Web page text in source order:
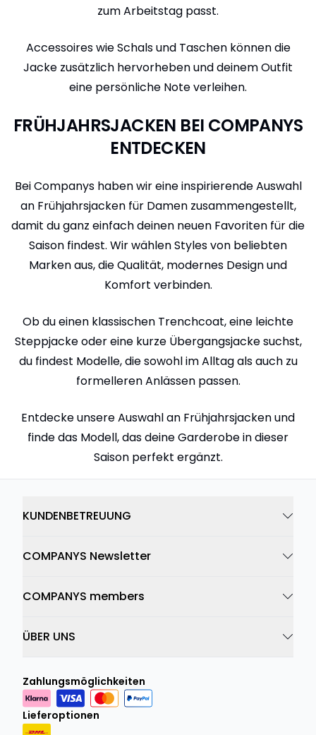
zum Arbeitstag passt.
Accessoires wie Schals und Taschen können die
Jacke zusätzlich hervorheben und deinem Outfit
eine persönliche Note verleihen.
FRÜHJAHRSJACKEN BEI COMPANYS
ENTDECKEN
Bei Companys haben wir eine inspirierende Auswahl
an Frühjahrsjacken für Damen zusammengestellt,
damit du ganz einfach deinen neuen Favoriten für die
Saison findest. Wir wählen Styles von beliebten
Marken aus, die Qualität, modernes Design und
Komfort verbinden.
Ob du einen klassischen Trenchcoat, eine leichte
Steppjacke oder eine kurze Übergangsjacke suchst,
du findest Modelle, die sowohl im Alltag als auch zu
formelleren Anlässen passen.
Entdecke unsere Auswahl an Frühjahrsjacken und
finde das Modell, das deine Garderobe in dieser
Saison perfekt ergänzt.
KUNDENBETREUUNG
COMPANYS Newsletter
COMPANYS members
ÜBER UNS
Zahlungsmöglichkeiten
Lieferoptionen